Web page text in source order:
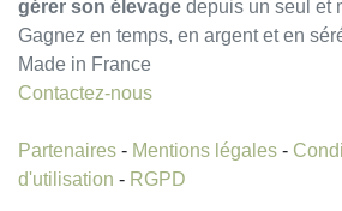
gérer son élevage depuis un seul et
Gagnez en temps, en argent et en
Made in France
Contactez-nous
Partenaires - Mentions légales -
d'utilisation - RGPD